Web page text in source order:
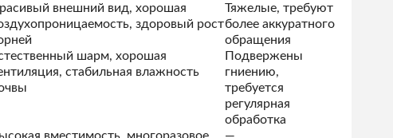
внешний вид, хорошая
здоровый рост
Тяжелые, требуют
более аккуратного
обращения
шарм, хорошая
стабильная влажность
Подвержены
гниению,
требуется
регулярная
обработка